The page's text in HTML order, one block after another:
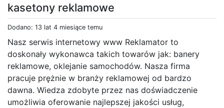
kasetony reklamowe
Dodano: 13 lat 4 miesiące temu
Nasz serwis internetowy www Reklamator to
doskonały wykonawca takich towarów jak: banery
reklamowe, oklejanie samochodów. Nasza firma
pracuje prężnie w branży reklamowej od bardzo
dawna. Wiedza zdobyte przez nas doświadczenie
umożliwia oferowanie najlepszej jakości usług,